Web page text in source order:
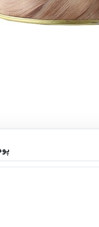
دکلره مارال